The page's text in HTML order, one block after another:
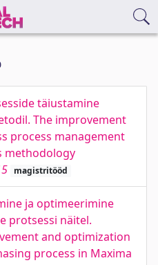
täiustamine
The improvement
process management
methodology
magistritööd
ja optimeerimine
protsessi näitel.
and optimization
process in Maxima